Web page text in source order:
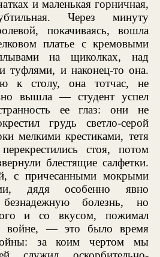
и маленькая горничная,
Через минуту
покачиваясь, вошла
платье с кремовыми
на щиколках, над
туфлями, и наконец-то она.
к столу, она тотчас, не
вышла — студент успел
ее глаз: они не
грудь светло-серой
мелкими крестиками, тетя
стоя, потом
блестящие салфетки.
с причесанными мокрыми
дядя особенно явно
болезнь, но
и со вкусом, пожимал
войне, — это было время
за коим чертом мы